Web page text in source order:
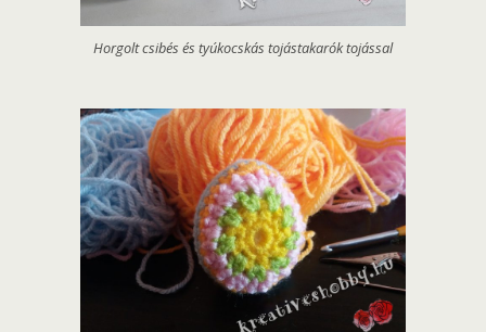
Horgolt csibés és tyúkocskás tojástakarók tojással